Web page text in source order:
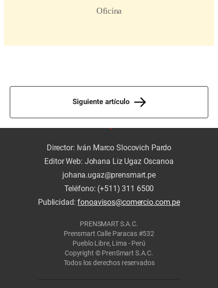
Siguiente artículo
Director: Iván Marco Slocovich Pardo
Editor Web: Johana Liz Ugaz Oscanoa
johana.ugaz@prensmart.pe
Teléfono: (+511) 311 6500
Publicidad:fonoavisos@comercio.com.pe
PRENSMART S.A.C.
Prensmart Calle Paracas #532
Pueblo Libre, Lima - Perú
Copyright © PrenSmart S.A.C.
Todos los derechos reservados